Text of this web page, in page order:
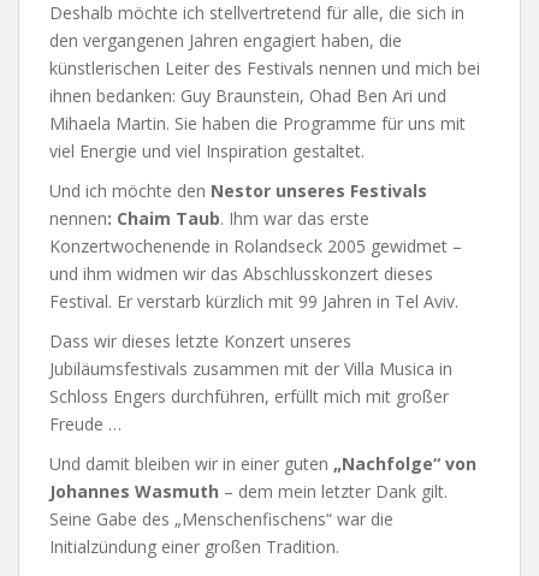
Deshalb möchte ich stellvertretend für alle, die sich in
den vergangenen Jahren engagiert haben, die
künstlerischen Leiter des Festivals nennen und mich bei
ihnen bedanken: Guy Braunstein, Ohad Ben Ari und
Mihaela Martin. Sie haben die Programme für uns mit
viel Energie und viel Inspiration gestaltet.
Und ich möchte den Nestor unseres Festivals
nennen: Chaim Taub. Ihm war das erste
Konzertwochenende in Rolandseck 2005 gewidmet –
und ihm widmen wir das Abschlusskonzert dieses
Festival. Er verstarb kürzlich mit 99 Jahren in Tel Aviv.
Dass wir dieses letzte Konzert unseres
Jubiläumsfestivals zusammen mit der Villa Musica in
Schloss Engers durchführen, erfüllt mich mit großer
Freude …
Und damit bleiben wir in einer guten „Nachfolge“ von
Johannes Wasmuth – dem mein letzter Dank gilt.
Seine Gabe des „Menschenfischens“ war die
Initialzündung einer großen Tradition.